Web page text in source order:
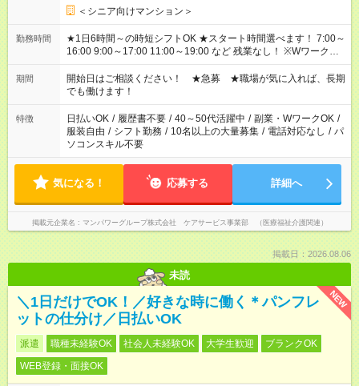
＜シニア向けマンション＞
勤務時間
★1日6時間～の時短シフトOK ★スタート時間選べます！ 7:00～
16:00 9:00～17:00 11:00～19:00 など 残業なし！ ※Wワークの
場合、他のお仕事と合わせ週40時間超の就業はご案内できませ
ん ※法令に基づき、週20時間以上勤務は社会保険への加入対象
となります ※労働者派遣法（日雇い派遣の原則禁止）により、
短時間・短期間の就業はご案内が難しい場合があります
期間
開始日はご相談ください！ ★急募 ★職場が気に入れば、長期
でも働けます！
特徴 日払いOK / 履歴書不要 / 40～50代活躍中 / 副業・WワークOK /
服装自由 / シフト勤務 / 10名以上の大量募集 / 電話対応なし / パ
ソコンスキル不要
気になる！ 応募する 詳細へ
掲載元企業名 マンパワーグループ株式会社 ケアサービス事業部 （医療福祉介護関連）
掲載日：2026.08.06
未読
NEW
＼1日だけでOK！／好きな時に働く＊パンフレ
ットの仕分け／日払いOK
派遣 職種未経験OK 社会人未経験OK 大学生歓迎
ブランクOK
WEB登録・面接OK